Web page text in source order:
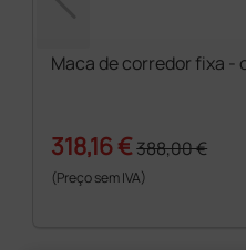
Maca de corredor fixa -
318,16 €388,00 €
(Preço sem IVA)